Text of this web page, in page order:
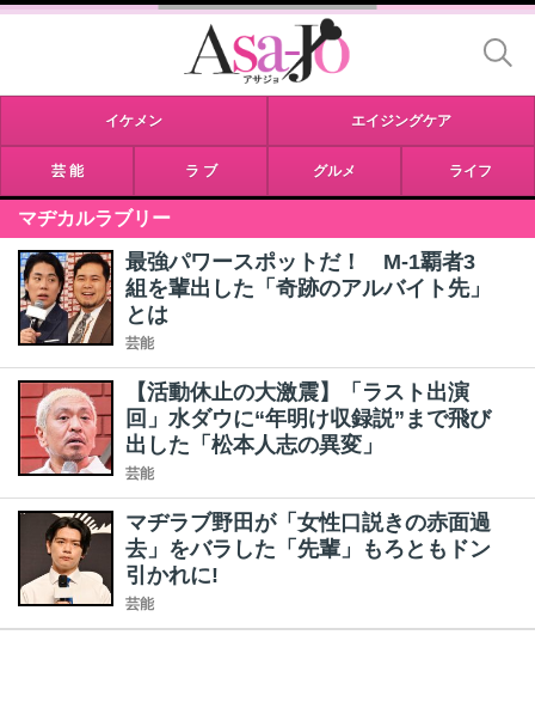
イケメン エイジングケア
芸 能 ラ ブ グルメ ライフ
マヂカルラブリー
最強パワースポットだ！ M-1覇者3
組を輩出した「奇跡のアルバイト先」
とは
芸能
【活動休止の大激震】「ラスト出演
回」水ダウに“年明け収録説”まで飛び
出した「松本人志の異変」
芸能
マヂラブ野田が「女性口説きの赤面過
去」をバラした「先輩」もろともドン
引かれに!
芸能